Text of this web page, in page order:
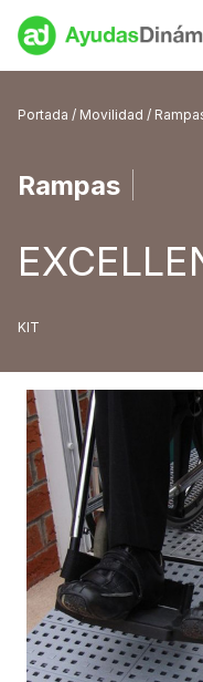
Portada / Movilidad /
Rampas
KIT